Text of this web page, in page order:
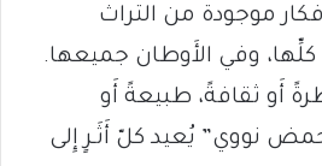
موجودة من التراث
كلِّها، وفي الأَوطان جميعها.
أَو ثقافةً، طبيعةً أَو
نووي” يُعيد كلّ أَثَـرٍ إِلى